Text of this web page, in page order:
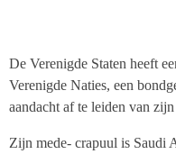
De Verenigde Staten heeft
Verenigde Naties, een
aandacht af te leiden van
Zijn mede- crapuul is Saudi